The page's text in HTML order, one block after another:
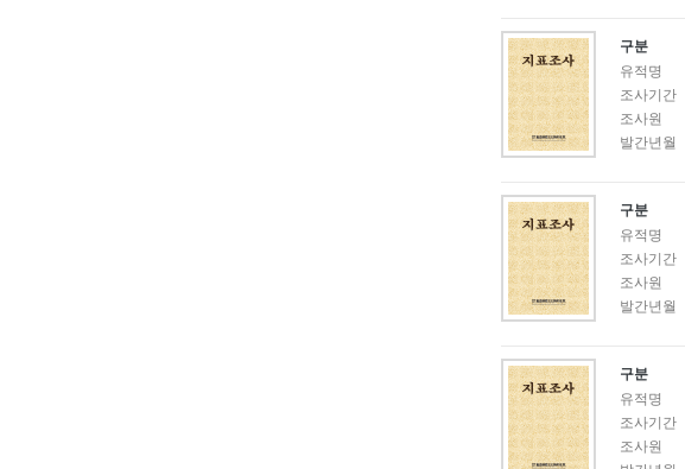
구분
유적명
조사기간
조사원
발간년월
구분
유적명
조사기간
조사원
발간년월
구분
유적명
조사기간
조사원